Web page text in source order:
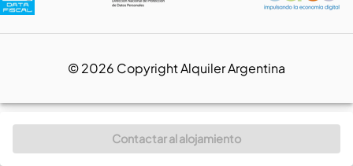
Contactar al alojamiento
©2026 Copyright Alquiler Argentina